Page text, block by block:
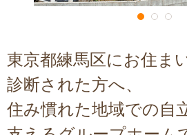
東京都練馬区にお住ま
診断された方へ、
住み慣れた地域での自